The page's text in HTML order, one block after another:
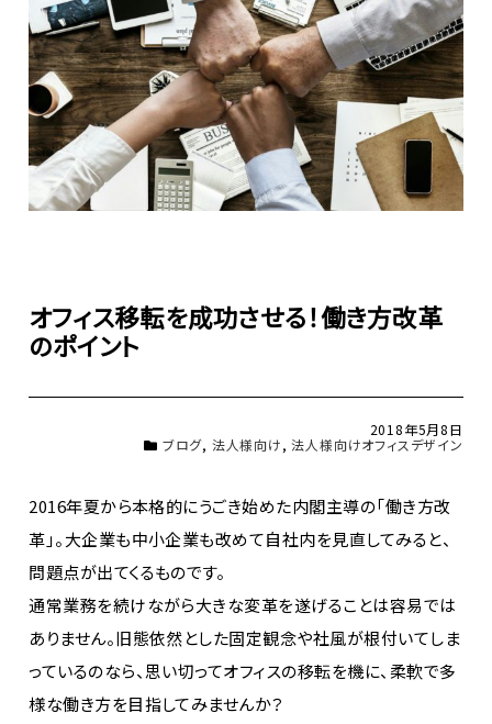
オフィス移転を成功させる！働き方改革
のポイント
2018年5月8日
ブログ, 法人様向け,法人様向けオフィスデザイン
2016年夏から本格的にうごき始めた内閣主導の「働き方改
革」。大企業も中小企業も改めて自社内を見直してみると、
問題点が出てくるものです。
通常業務を続けながら大きな変革を遂げることは容易では
ありません。旧態依然とした固定観念や社風が根付いてしま
っているのなら、思い切ってオフィスの移転を機に、柔軟で多
様な働き方を目指してみませんか？